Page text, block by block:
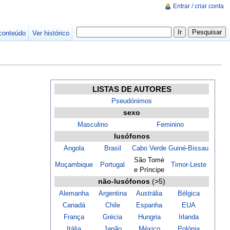
LISTAS DE AUTORES
Pseudónimos
sexo
Masculino Feminino
lusófonos
Angola Brasil Cabo Verde Guiné-Bissau
Moçambique Portugal
São Tomé
e Príncipe
Timor-Leste
não-lusófonos (>5)
Alemanha Argentina Austrália
Bélgica
Canadá
Chile Espanha
EUA
França
Grécia Hungria
Irlanda
Entrar / criar conta
Ver histórico